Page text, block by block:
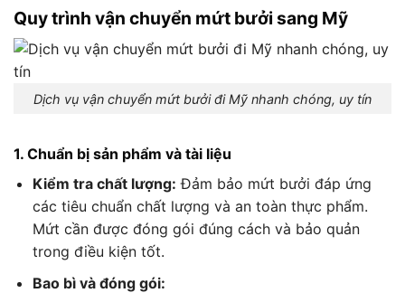
Quy trình vận chuyển mứt bưởi sang Mỹ
Dịch vụ vận chuyển mứt bưởi đi Mỹ nhanh chóng, uy tín
1. Chuẩn bị sản phẩm và tài liệu
Kiểm tra chất lượng: Đảm bảo mứt bưởi đáp ứng
các tiêu chuẩn chất lượng và an toàn thực phẩm.
Mứt cần được đóng gói đúng cách và bảo quản
trong điều kiện tốt.
Bao bì và đóng gói: